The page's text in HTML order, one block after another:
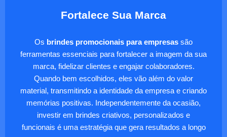
Fortalece Sua Marca
Os brindes promocionais para empresas são
ferramentas essenciais para fortalecer a imagem da sua
marca, fidelizar clientes e engajar colaboradores.
Quando bem escolhidos, eles vão além do valor
material, transmitindo a identidade da empresa e criando
memórias positivas. Independentemente da ocasião,
investir em brindes criativos, personalizados e
funcionais é uma estratégia que gera resultados a longo